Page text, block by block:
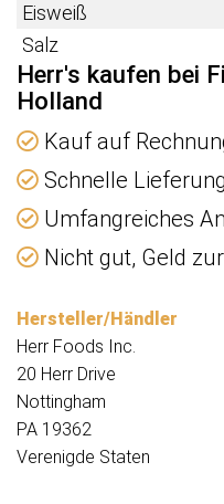
Eisweiß
Salz
Herr's kaufen bei
Holland
Kauf auf
Schnelle Lieferung
Umfangreiches
Nicht gut, Geld
Hersteller/Händler
Herr Foods Inc.
20 Herr Drive
Nottingham
PA 19362
Verenigde Staten